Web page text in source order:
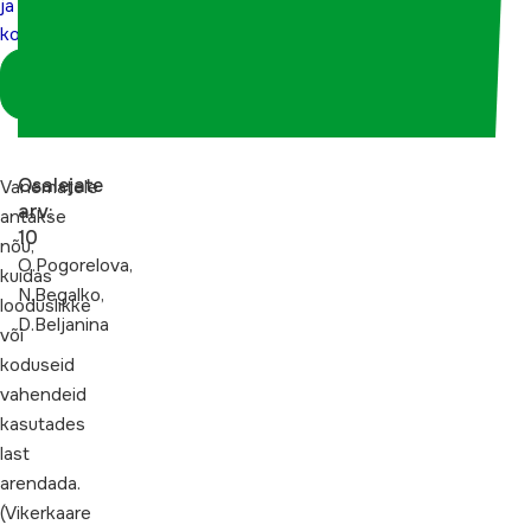
ja
kodus
Vanematele
antakse
nõu,
kuidas
looduslikke
või
koduseid
vahendeid
kasutades
last
arendada.
(Vikerkaare
Osalejate
arv:
10
O.Pogorelova,
N.Begalko,
D.Beljanina